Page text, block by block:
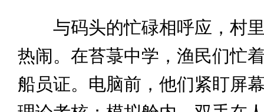
与码头的忙碌相呼应，村里
热闹。在苔菉中学，渔民们忙
船员证。电脑前，他们紧盯屏